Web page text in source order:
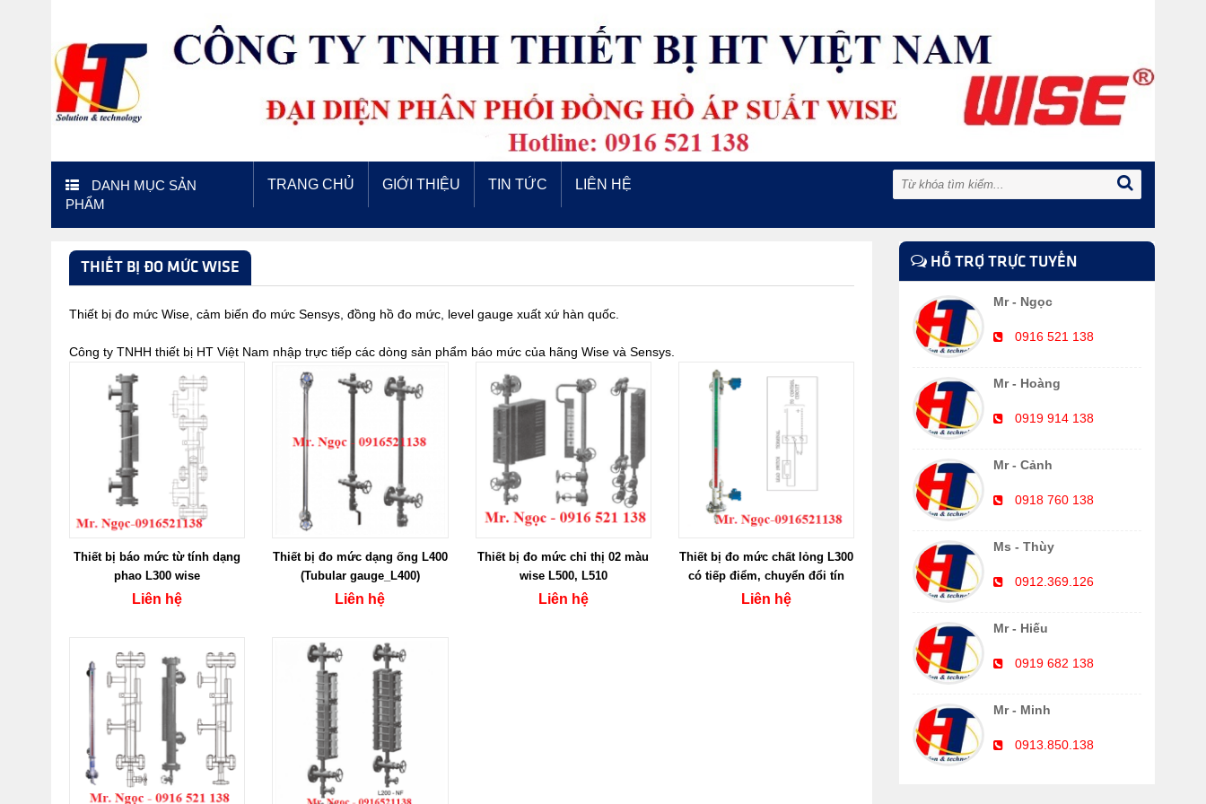
DANH MỤC SẢN
PHẨM
TRANG CHỦ GIỚI THIỆU TIN TỨC LIÊN HỆ
THIẾT BỊ ĐO MỨC WISE
Thiết bị đo mức Wise, cảm biến đo mức Sensys, đồng hồ đo mức, level gauge xuất xứ hàn quốc.
Công ty TNHH thiết bị HT Việt Nam nhập trực tiếp các dòng sản phẩm báo mức của hãng Wise và Sensys.
Thiết bị báo mức từ tính dạng
phao L300 wise
Liên hệ
Thiết bị đo mức dạng ống L400
(Tubular gauge_L400)
Liên hệ
Thiết bị đo mức chỉ thị 02 màu
wise L500, L510
Liên hệ
Thiết bị đo mức chất lỏng L300
có tiếp điểm, chuyển đổi tín
hiệu
Liên hệ
HỖ TRỢ TRỰC TUYẾN
Mr - Ngọc
0916 521 138
Mr - Hoàng
0919 914 138
Mr - Cảnh
0918 760 138
Ms - Thùy
0912.369.126
Mr - Hiếu
0919 682 138
Mr - Minh
0913.850.138